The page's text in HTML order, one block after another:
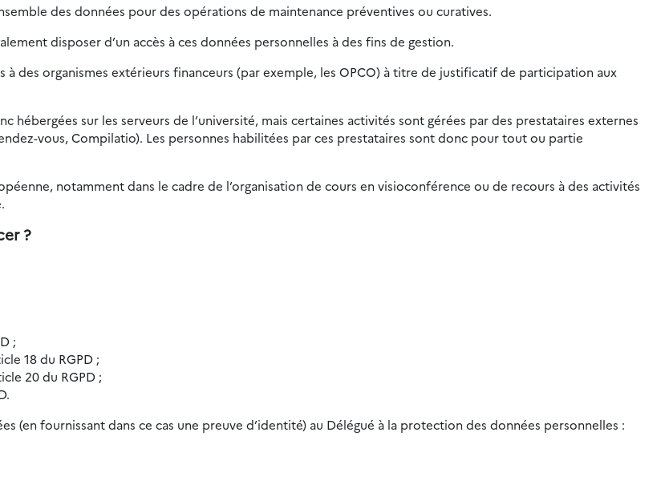
des données pour des opérations de maintenance préventives ou curatives.
disposer d’un accès à ces données personnelles à des fins de gestion.
des organismes extérieurs financeurs (par exemple, les OPCO) à titre de justificatif de participation aux
sur les serveurs de l’université, mais certaines activités sont gérées par des prestataires externes
vous, Compilatio). Les personnes habilitées par ces prestataires sont donc pour tout ou partie
notamment dans le cadre de l’organisation de cours en visioconférence ou de recours à des activités
?
;
18 du RGPD ;
20 du RGPD ;
(en fournissant dans ce cas une preuve d’identité) au Délégué à la protection des données personnelles :